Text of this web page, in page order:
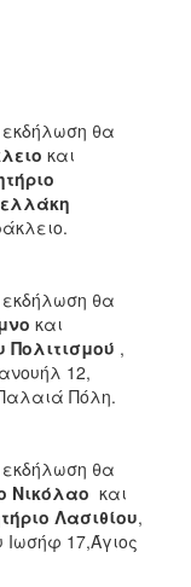
εκδήλωση θα
και
εκδήλωση θα
και
Πολιτισμού ,
12,
Πόλη.
εκδήλωση θα
Νικόλαο και
Λασιθίου,
Ιωσήφ 17,Άγιος